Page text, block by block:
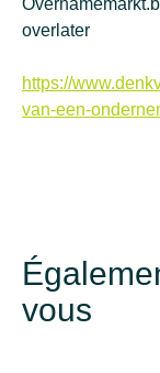
overlater
https://
van-een-
vous